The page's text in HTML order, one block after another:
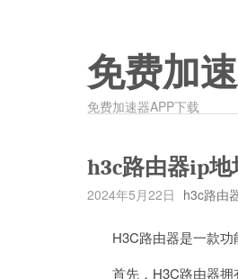
免费加
免费加速器APP下载
h3c路由器ip地
2024年5月22日 h3c路由
H3C路由器是一款功
首先，H3C路由器拥